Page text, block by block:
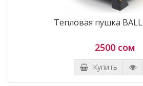
Тепловая пушка
2500 сом
Купить